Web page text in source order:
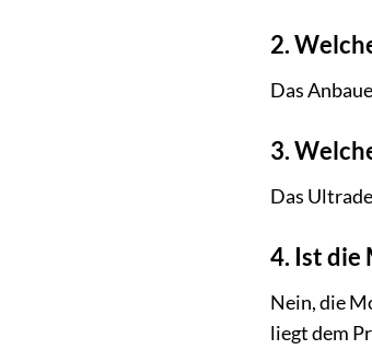
2.
Das
3.
Das
4. Ist die
Nein, die
liegt dem